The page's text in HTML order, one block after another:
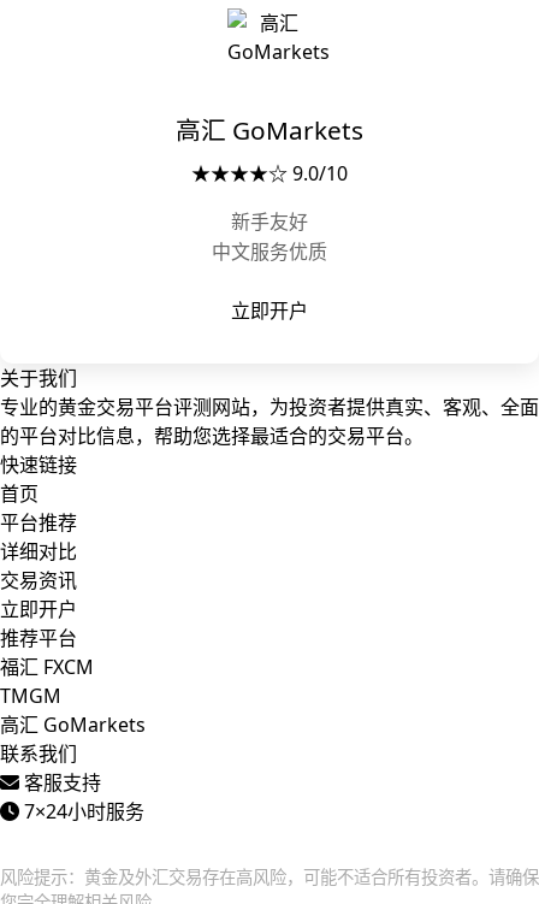
高汇 GoMarkets
★★★★☆ 9.0/10
新手友好
中文服务优质
立即开户
关于我们
专业的黄金交易平台评测网站，为投资者提供真实、客观、全面
的平台对比信息，帮助您选择最适合的交易平台。
快速链接
首页
平台推荐
详细对比
交易资讯
立即开户
推荐平台
福汇 FXCM
TMGM
高汇 GoMarkets
联系我们
客服支持
7×24小时服务
风险提示：黄金及外汇交易存在高风险，可能不适合所有投资者。请确保